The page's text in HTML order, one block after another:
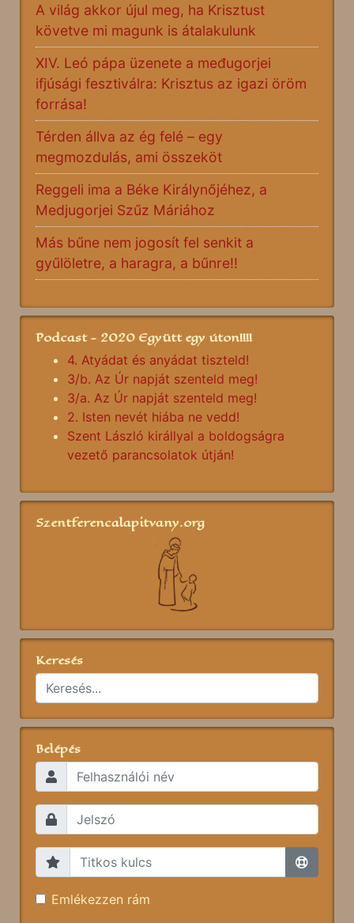
A világ akkor újul meg, ha Krisztust
követve mi magunk is átalakulunk
XIV. Leó pápa üzenete a međugorjei
ifjúsági fesztiválra: Krisztus az igazi öröm
forrása!
Térden állva az ég felé – egy
megmozdulás, ami összeköt
Reggeli ima a Béke Királynőjéhez, a
Medjugorjei Szűz Máriához
Más bűne nem jogosít fel senkit a
gyűlöletre, a haragra, a bűnre!!
Podcast - 2020 Együtt egy úton!!!!
4. Atyádat és anyádat tiszteld!
3/b. Az Úr napját szenteld meg!
3/a. Az Úr napját szenteld meg!
2. Isten nevét hiába ne vedd!
Szent László királlyal a boldogságra
vezető parancsolatok útján!
Szentferencalapitvany.org
Keresés
Belépés
Emlékezzen rám